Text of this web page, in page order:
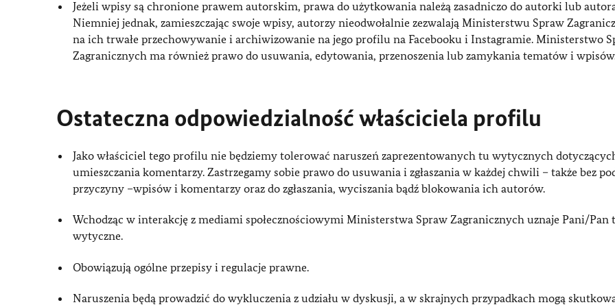
Jeżeli wpisy są chronione prawem autorskim, prawa do użytkowania należą zasadniczo do autorki lub
Niemniej jednak, zamieszczając swoje wpisy, autorzy nieodwołalnie zezwalają Ministerstwu Spraw
na ich trwałe przechowywanie i archiwizowanie na jego profilu na Facebooku i Instagramie. Ministerstwo
Zagranicznych ma również prawo do usuwania, edytowania, przenoszenia lub zamykania tematów i
Ostateczna odpowiedzialność właściciela profilu
Jako właściciel tego profilu nie będziemy tolerować naruszeń zaprezentowanych tu wytycznych
umieszczania komentarzy. Zastrzegamy sobie prawo do usuwania i zgłaszania w każdej chwili – także bez
przyczyny –wpisów i komentarzy oraz do zgłaszania, wyciszania bądź blokowania ich autorów.
Wchodząc w interakcję z mediami społecznościowymi Ministerstwa Spraw Zagranicznych uznaje Pani/Pan
wytyczne.
Obowiązują ogólne przepisy i regulacje prawne.
Naruszenia będą prowadzić do wykluczenia z udziału w dyskusji, a w skrajnych przypadkach mogą